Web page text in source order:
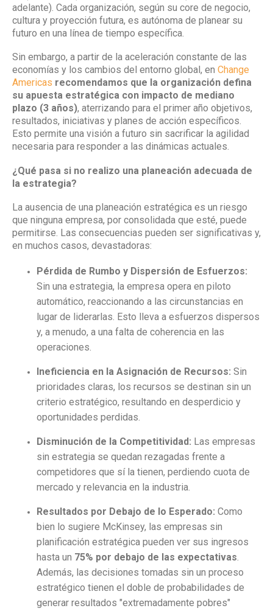
adelante). Cada organización, según su core de negocio,
cultura y proyección futura, es autónoma de planear su
futuro en una línea de tiempo específica.
Sin embargo, a partir de la aceleración constante de las
economías y los cambios del entorno global, en Change
Americas recomendamos que la organización defina
su apuesta estratégica con impacto de mediano
plazo (3 años), aterrizando para el primer año objetivos,
resultados, iniciativas y planes de acción específicos.
Esto permite una visión a futuro sin sacrificar la agilidad
necesaria para responder a las dinámicas actuales.
¿Qué pasa si no realizo una planeación adecuada de
la estrategia?
La ausencia de una planeación estratégica es un riesgo
que ninguna empresa, por consolidada que esté, puede
permitirse. Las consecuencias pueden ser significativas y,
en muchos casos, devastadoras:
Pérdida de Rumbo y Dispersión de Esfuerzos:
Sin una estrategia, la empresa opera en piloto
automático, reaccionando a las circunstancias en
lugar de liderarlas. Esto lleva a esfuerzos dispersos
y, a menudo, a una falta de coherencia en las
operaciones.
Ineficiencia en la Asignación de Recursos: Sin
prioridades claras, los recursos se destinan sin un
criterio estratégico, resultando en desperdicio y
oportunidades perdidas.
Disminución de la Competitividad: Las empresas
sin estrategia se quedan rezagadas frente a
competidores que sí la tienen, perdiendo cuota de
mercado y relevancia en la industria.
Resultados por Debajo de lo Esperado: Como
bien lo sugiere McKinsey, las empresas sin
planificación estratégica pueden ver sus ingresos
hasta un 75% por debajo de las expectativas
Además, las decisiones tomadas sin un proceso
estratégico tienen el doble de probabilidades de
generar resultados "extremadamente pobres"